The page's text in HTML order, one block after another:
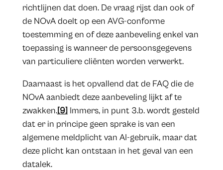
richtlijnen dat doen. De vraag rijst dan ook of
de NOvA doelt op een AVG-conforme
toestemming en of deze aanbeveling enkel van
toepassing is wanneer de persoonsgegevens
van particuliere cliënten worden verwerkt.
Daarnaast is het opvallend dat de FAQ die de
NOvA aanbiedt deze aanbeveling lijkt af te
zwakken.[9] Immers, in punt 3.b. wordt gesteld
dat er in principe geen sprake is van een
algemene meldplicht van AI-gebruik, maar dat
deze plicht kan ontstaan in het geval van een
datalek.